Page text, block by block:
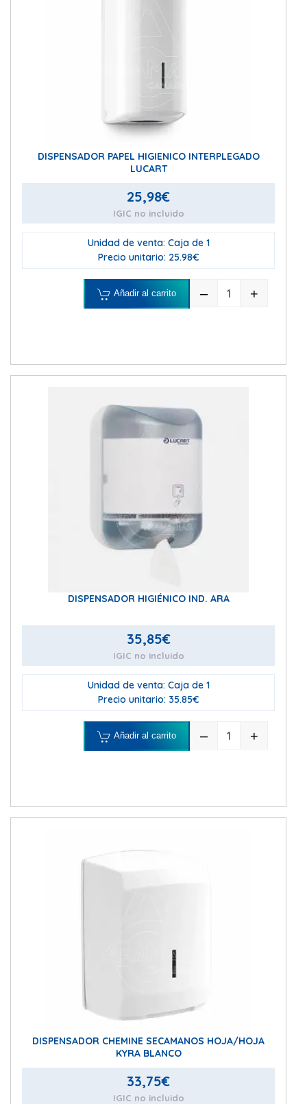
DISPENSADOR PAPEL HIGIENICO INTERPLEGADO
LUCART
25,98€
IGIC no incluido
Unidad de venta: Caja de 1
Precio unitario: 25.98€
– +
Añadir al carrito
DISPENSADOR HIGIÉNICO IND. ARA
35,85€
IGIC no incluido
Unidad de venta: Caja de 1
Precio unitario: 35.85€
– +
Añadir al carrito
DISPENSADOR CHEMINE SECAMANOS HOJA/HOJA
KYRA BLANCO
33,75€
IGIC no incluido